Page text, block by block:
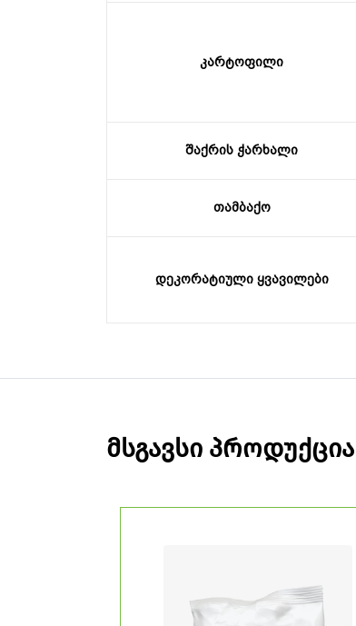
კარტოფილი
შაქრის ჭარხალი
თამბაქო
დეკორატიული ყვავილები
მსგავსი პროდუქცია